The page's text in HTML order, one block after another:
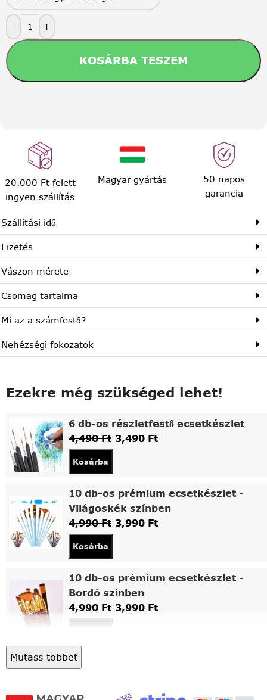
- +
KOSÁRBA TESZEM
20.000 Ft felett
ingyen szállítás
Magyar gyártás
50 napos
garancia
Szállítási idő
Fizetés
Vászon mérete
Csomag tartalma
Mi az a számfestő?
Nehézségi fokozatok
Ezekre még szükséged lehet!
6 db-os részletfestő ecsetkészlet
4,490Ft 3,490 Ft
Kosárba
10 db-os prémium ecsetkészlet -
Világoskék színben
4,990Ft 3,990 Ft
Kosárba
10 db-os prémium ecsetkészlet -
Bordó színben
4,990Ft 3,990 Ft
Asztali fa festőállvány
Mutass többet